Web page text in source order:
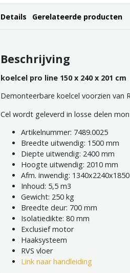
Details Gerelateerde producten
Beschrijving
koelcel pro line 150 x 240 x 201 cm
Demonteerbare koelcel voorzien van
Cel wordt geleverd in losse delen
Artikelnummer: 7489.0025
Breedte uitwendig: 1500 mm
Diepte uitwendig: 2400 mm
Hoogte uitwendig: 2010 mm
Afm. inwendig:
Inhoud: 5,5 m3
Gewicht: 250 kg
Breedte deur: 700 mm
Isolatiedikte: 80 mm
Exclusief motor
Haaksysteem
RVS vloer
Link naar handleiding